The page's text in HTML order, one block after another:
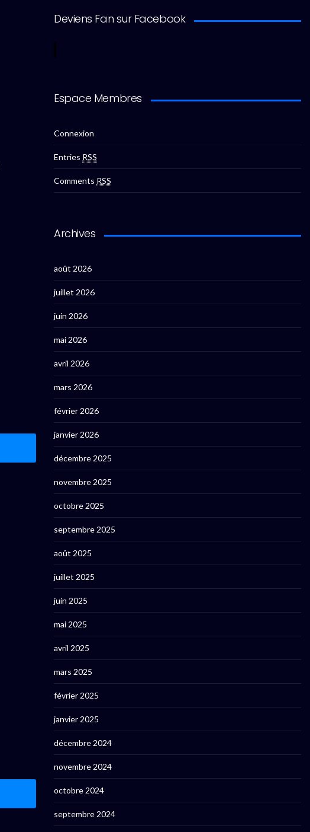
Deviens Fan sur Facebook
Espace Membres
Connexion
Entries RSS
Comments RSS
Archives
août 2026
juillet 2026
juin 2026
mai 2026
avril 2026
mars 2026
février 2026
janvier 2026
décembre 2025
novembre 2025
octobre 2025
septembre 2025
août 2025
juillet 2025
juin 2025
mai 2025
avril 2025
mars 2025
février 2025
janvier 2025
décembre 2024
novembre 2024
octobre 2024
septembre 2024